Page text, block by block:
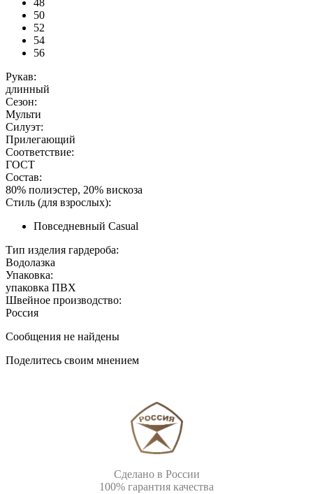
48
50
52
54
56
Рукав:
длинный
Сезон:
Мульти
Силуэт:
Прилегающий
Соответствие:
ГОСТ
Состав:
80% полиэстер, 20% вискоза
Стиль (для взрослых):
Повседневный Casual
Тип изделия гардероба:
Водолазка
Упаковка:
упаковка ПВХ
Швейное производство:
Россия
Сообщения не найдены
Поделитесь своим мнением
Сделано в России
100% гарантия качества